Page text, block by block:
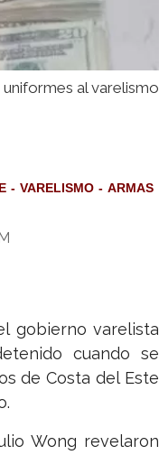
al varelismo
VARELISMO
ARMAS
gobierno varelista
cuando se
de Costa del Este
Wong revelaron